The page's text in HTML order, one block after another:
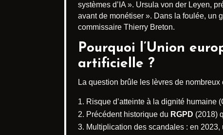
systèmes d’IA ». Ursula von der Leyen,
avant de monétiser ». Dans la foulée, un
commissaire Thierry Breton.
Pourquoi l’Union
artificielle ?
La question brûle les lèvres de
Risque d’atteinte à la dignité humaine
Précédent historique du RGPD (2018)
Multiplication des scandales : en